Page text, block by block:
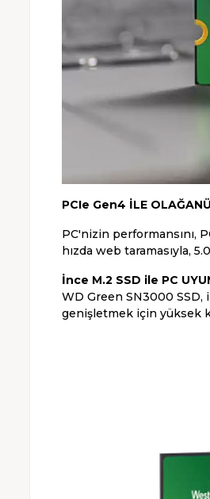
PCIe Gen4 İLE
PC'nizin performansını,
hızda web taramasıyla,
İnce M.2 SSD ile PC
WD Green SN3000 SSD,
genişletmek için yüksek